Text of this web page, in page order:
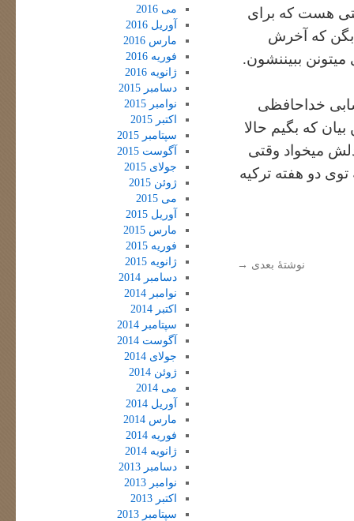
هست که برای
بگن که آخرش
ببیننشون.
خداحافظی
که بگیم حالا
میخواد وقتی
دو هفته ترکیه
نوشتهٔ بعدی →
می 2016
آوریل 2016
مارس 2016
فوریه 2016
ژانویه 2016
دسامبر 2015
نوامبر 2015
اکتبر 2015
سپتامبر 2015
آگوست 2015
جولای 2015
ژوئن 2015
می 2015
آوریل 2015
مارس 2015
فوریه 2015
ژانویه 2015
دسامبر 2014
نوامبر 2014
اکتبر 2014
سپتامبر 2014
آگوست 2014
جولای 2014
ژوئن 2014
می 2014
آوریل 2014
مارس 2014
فوریه 2014
ژانویه 2014
دسامبر 2013
نوامبر 2013
اکتبر 2013
سپتامبر 2013